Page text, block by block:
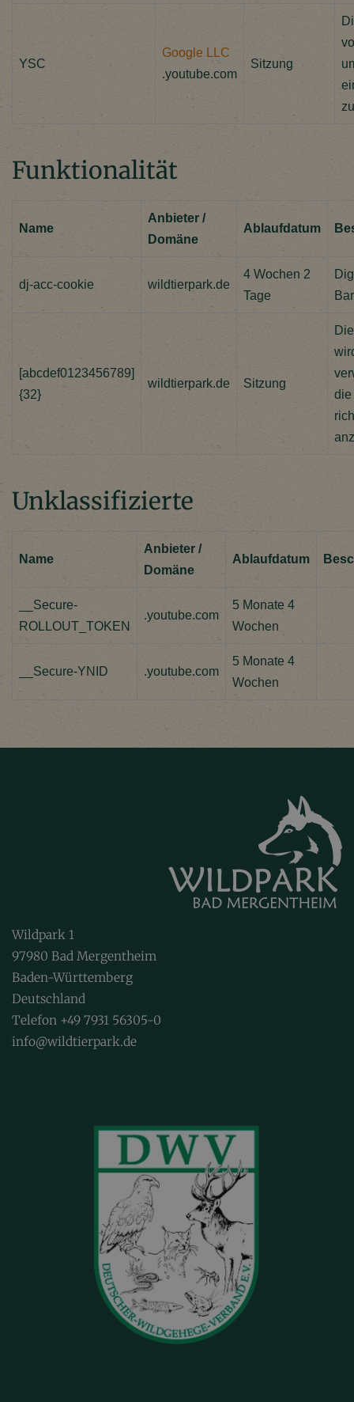
YSC
Google LLC
.youtube.com
Sitzung
Funktionalität
Name
Anbieter /
Domäne
Ablaufdatum
dj-acc-cookie wildtierpark.de
4 Wochen 2
Tage
[abcdef0123456789]
{32}
wildtierpark.de Sitzung
die
Unklassifizierte
Name
Anbieter /
Domäne
Ablaufdatum
__Secure-
ROLLOUT_TOKEN
.youtube.com
5 Monate 4
Wochen
__Secure-YNID .youtube.com
5 Monate 4
Wochen
Wildpark 1
97980 Bad Mergentheim
Baden-Württemberg
Deutschland
Telefon +49 7931 56305-0
info@wildtierpark.de